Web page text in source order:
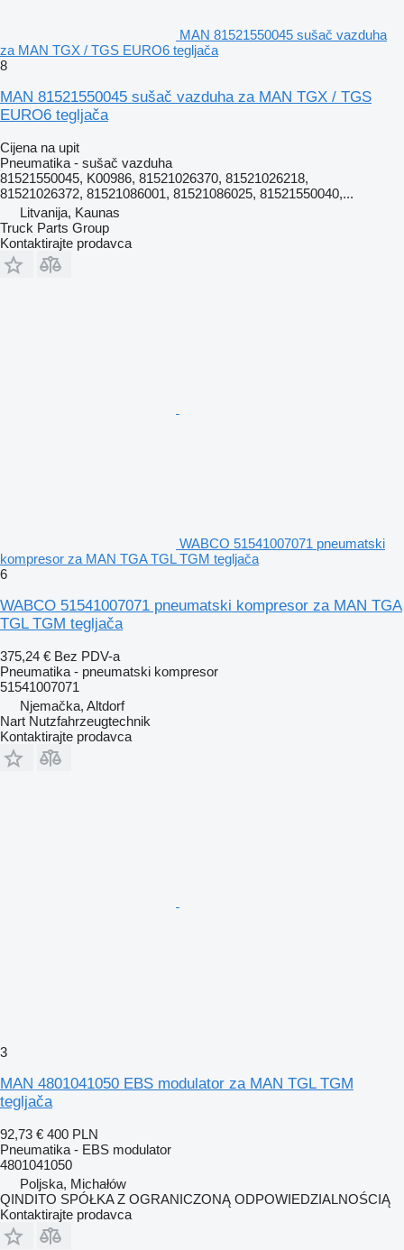
MAN 81521550045 sušač vazduha
za MAN TGX / TGS EURO6 tegljača
8
MAN 81521550045 sušač vazduha za MAN TGX / TGS
EURO6 tegljača
Cijena na upit
Pneumatika - sušač vazduha
81521550045, K00986, 81521026370, 81521026218,
81521026372, 81521086001, 81521086025, 81521550040,...
Litvanija, Kaunas
Truck Parts Group
Kontaktirajte prodavca
WABCO 51541007071 pneumatski
kompresor za MAN TGA TGL TGM tegljača
6
WABCO 51541007071 pneumatski kompresor za MAN TGA
TGL TGM tegljača
375,24 € Bez PDV-a
Pneumatika - pneumatski kompresor
51541007071
Njemačka, Altdorf
Nart Nutzfahrzeugtechnik
Kontaktirajte prodavca
3
MAN 4801041050 EBS modulator za MAN TGL TGM
tegljača
92,73 € 400 PLN
Pneumatika - EBS modulator
4801041050
Poljska, Michałów
QINDITO SPÓŁKA Z OGRANICZONĄ ODPOWIEDZIALNOŚCIĄ
Kontaktirajte prodavca